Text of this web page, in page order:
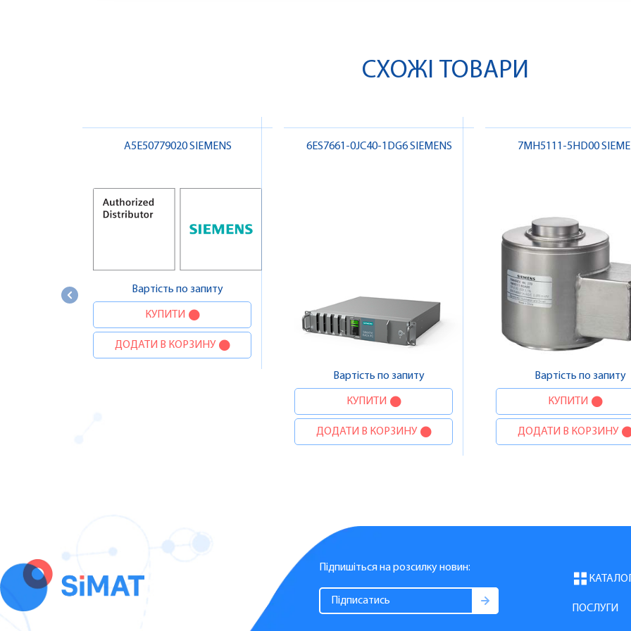
СХОЖІ ТОВАРИ
A5E50779020 SIEMENS
Вартість по запиту
КУПИТИ
ДОДАТИ В КОРЗИНУ
6ES7661-0JC40-1DG6 SIEMENS
Вартість по запиту
КУПИТИ
ДОДАТИ В КОРЗИНУ
7MH5111-5HD00
Вартість по запиту
КУПИТИ
ДОДАТИ В КОРЗИНУ
Підпишіться на розсилку новин:
КАТАЛОГ
ПОСЛУГИ